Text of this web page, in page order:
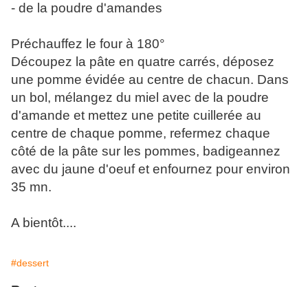
- de la poudre d'amandes
Préchauffez le four à 180°
Découpez la pâte en quatre carrés, déposez
une pomme évidée au centre de chacun. Dans
un bol, mélangez du miel avec de la poudre
d'amande et mettez une petite cuillerée au
centre de chaque pomme, refermez chaque
côté de la pâte sur les pommes, badigeannez
avec du jaune d'oeuf et enfournez pour environ
35 mn.
A bientôt....
#dessert